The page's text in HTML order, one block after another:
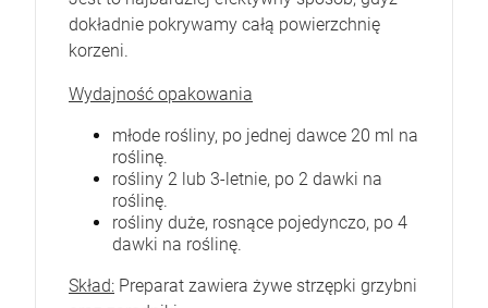
dokładnie pokrywamy całą powierzchnię
korzeni.
Wydajność opakowania
młode rośliny, po jednej dawce 20 ml na
roślinę.
rośliny 2 lub 3-letnie, po 2 dawki na
roślinę.
rośliny duże, rosnące pojedynczo, po 4
dawki na roślinę.
Skład: Preparat zawiera żywe strzępki grzybni